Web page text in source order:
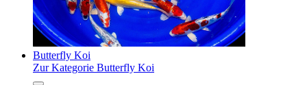
Butterfly Koi
Zur Kategorie Butterfly Koi